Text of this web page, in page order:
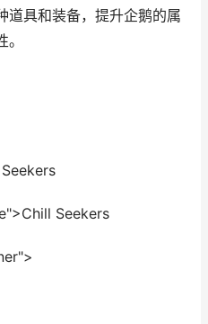
道具和装备，提升企鹅的属
Seekers